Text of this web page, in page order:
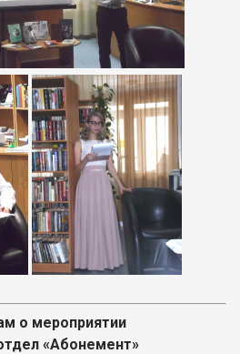
о мероприятии
«Абонемент»